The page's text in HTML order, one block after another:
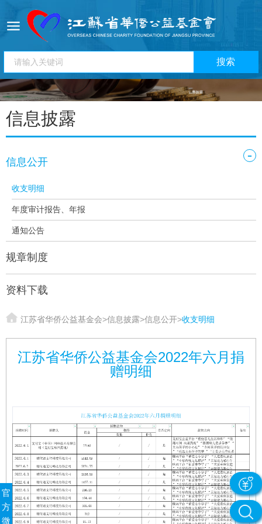
信息披露
信息公开
-
收支明细
年度审计报告、年报
通知公告
规章制度
资料下载
江苏省华侨公益基金会>信息披露>信息公开>收支明细
江苏省华侨公益基金会2022年六月捐
赠明细
官
方
微